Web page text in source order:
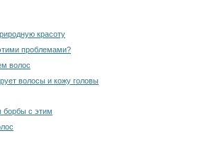
красоту
проблемами?
волос
волосы и кожу головы
борбы с этим